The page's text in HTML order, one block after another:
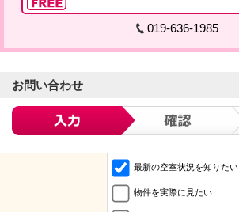
019-636-1985
お問い合わせ
最新の空室状況を知りたい
物件を実際に見たい